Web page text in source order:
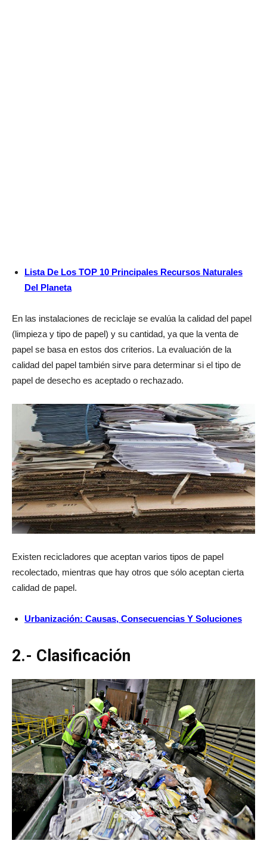
Lista De Los TOP 10 Principales Recursos Naturales
Del Planeta
En las instalaciones de reciclaje se evalúa la calidad del papel
(limpieza y tipo de papel) y su cantidad, ya que la venta de
papel se basa en estos dos criterios. La evaluación de la
calidad del papel también sirve para determinar si el tipo de
papel de desecho es aceptado o rechazado.
Existen recicladores que aceptan varios tipos de papel
recolectado, mientras que hay otros que sólo aceptan cierta
calidad de papel.
Urbanización: Causas, Consecuencias Y Soluciones
2.- Clasificación